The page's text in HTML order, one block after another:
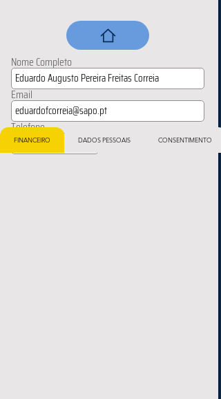
Nome Completo
Email
Telefone
FINANCEIRO DADOS PESSOAIS CONSENTIMENTO